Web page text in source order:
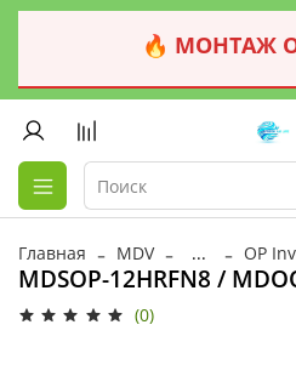
🔥 МОНТАЖ
Главная MDV ... OP
MDSOP-12HRFN8 /
(0)